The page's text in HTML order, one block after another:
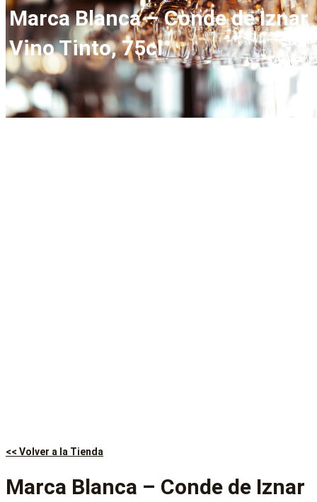
Marca Blanca – Conde de Iznar
Vino Tinto, 75cl
<< Volver a la Tienda
Marca Blanca – Conde de Iznar